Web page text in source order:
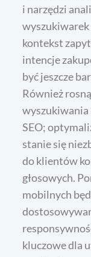
i narzędzi
wyszukiwarek
kontekst
intencje
być jeszcze
Również
wyszukiwania
SEO;
stanie się
do klientów
głosowych.
mobilnych
kluczowe dla